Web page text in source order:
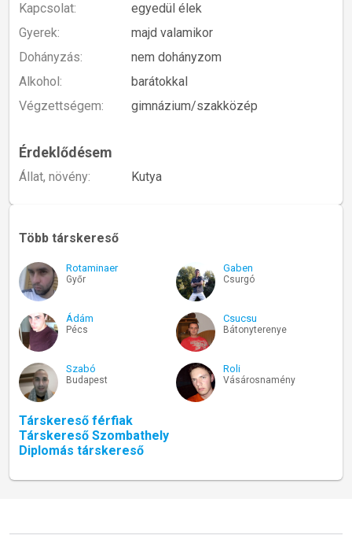
Kapcsolat:
egyedül élek
Gyerek:
majd valamikor
Dohányzás:
nem dohányzom
Alkohol:
barátokkal
Végzettségem:
gimnázium/szakközép
Érdeklődésem
Állat, növény: Kutya
Több társkereső
Rotaminaer
Győr
Gaben
Csurgó
Ádám
Pécs
Csucsu
Bátonyterenye
Szabó
Budapest
Roli
Vásárosnamény
Társkereső férfiak
Társkereső Szombathely
Diplomás társkereső